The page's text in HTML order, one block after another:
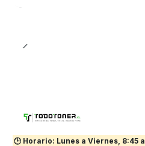
🕒 Horario: Lunes a Viernes, 8:45 a